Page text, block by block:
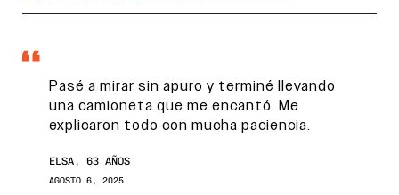
Pasé a mirar sin apuro y terminé llevando
una camioneta que me encantó. Me
explicaron todo con mucha paciencia.
ELSA, 63 AÑOS
AGOSTO 6, 2025